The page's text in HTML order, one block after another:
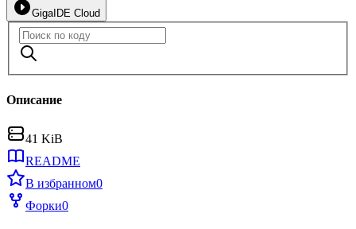
GigaIDE Cloud
Описание
41 KiB
README
В избранном0
Форки0